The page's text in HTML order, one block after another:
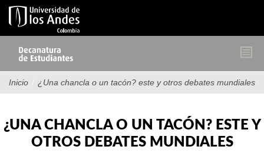
Pasar
contenido
Inicio / ¿Una chancla o un tacón? este y otros debates mundiales
¿UNA CHANCLA O UN TACÓN? ESTE Y
OTROS DEBATES MUNDIALES